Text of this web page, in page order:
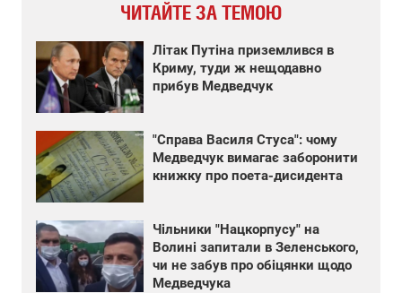
ЧИТАЙТЕ ЗА ТЕМОЮ
Літак Путіна приземлився в
Криму, туди ж нещодавно
прибув Медведчук
"Справа Василя Стуса": чому
Медведчук вимагає заборонити
книжку про поета-дисидента
Чільники "Нацкорпусу" на
Волині запитали в Зеленського,
чи не забув про обіцянки щодо
Медведчука